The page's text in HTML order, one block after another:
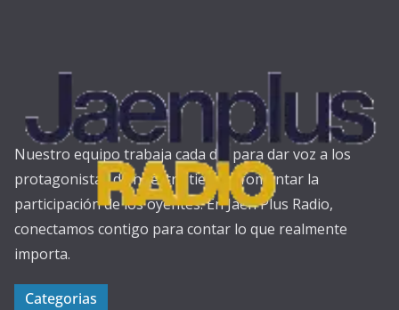
Nuestro equipo trabaja cada día para dar voz a los
protagonistas de nuestra tierra y fomentar la
participación de los oyentes. En Jaén Plus Radio,
conectamos contigo para contar lo que realmente
importa.
Categorias